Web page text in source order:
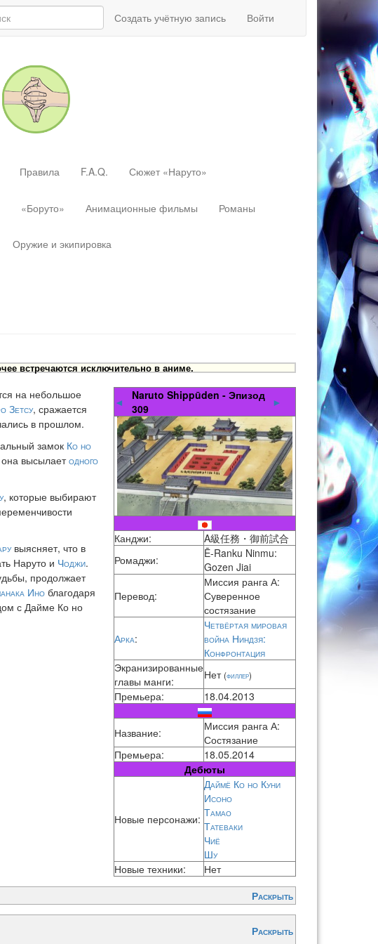
Создать учётную запись Войти
Правила F.A.Q. Сюжет «Наруто»
«Боруто» Анимационные фильмы Романы
Оружие и экипировка
Перейти
навигация ,
поиск
встречаются исключительно в аниме.
◄
Naruto Shippūden - Эпизод
309
►
Канджи:
A級任務・御前試合
Ромаджи:
Ē-Ranku Ninmu:
Gozen Jiai
Перевод:
Миссия ранга А:
Суверенное
состязание
Арка:
Четвёртая мировая
война Ниндзя:
Конфронтация
Экранизированные
главы манги:
Нет (филлер)
Премьера: 18.04.2013
Название:
Миссия ранга А:
Состязание
Премьера:
18.05.2014
Дебюты
Новые персонажи:
Даймё Ко но Куни
Исоно
Тамао
Татеваки
Чиё
Шу
Новые техники:
Нет
на небольшое
Зетсу, сражается
в прошлом.
замок Ко но
высылаетодного
, которые выбирают
выясняет, что в
Наруто и Чоджи.
продолжает
Ино благодаря
с Дайме Ко но
Раскрыть
Раскрыть